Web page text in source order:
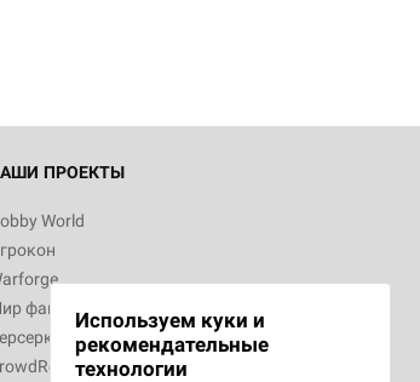
ПРОЕКТЫ
World
фантастикиИспользуем куки и
рекомендательные
технологии